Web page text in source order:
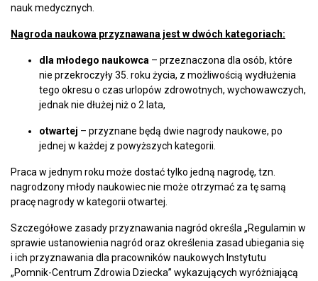
nauk medycznych.
Nagroda naukowa przyznawana jest w dwóch kategoriach:
dla młodego naukowca – przeznaczona dla osób, które
nie przekroczyły 35. roku życia, z możliwością wydłużenia
tego okresu o czas urlopów zdrowotnych, wychowawczych,
jednak nie dłużej niż o 2 lata,
otwartej – przyznane będą dwie nagrody naukowe, po
jednej w każdej z powyższych kategorii.
Praca w jednym roku może dostać tylko jedną nagrodę, tzn.
nagrodzony młody naukowiec nie może otrzymać za tę samą
pracę nagrody w kategorii otwartej.
Szczegółowe zasady przyznawania nagród określa „Regulamin w
sprawie ustanowienia nagród oraz określenia zasad ubiegania się
i ich przyznawania dla pracowników naukowych Instytutu
„Pomnik-Centrum Zdrowia Dziecka” wykazujących wyróżniającą